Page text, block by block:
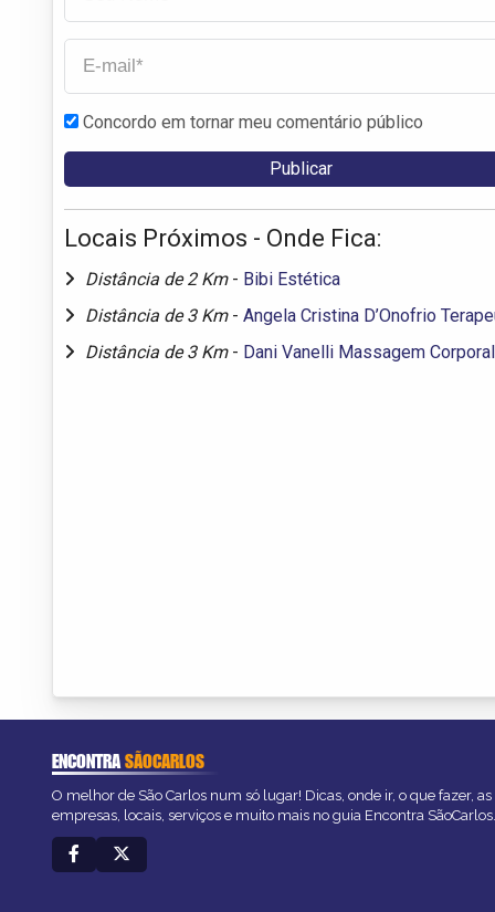
Concordo em tornar meu comentário público
Locais Próximos - Onde Fica:
Distância de 2 Km - Bibi Estética
Distância de 3 Km - Angela Cristina D’Onofrio
Distância de 3 Km - Dani Vanelli Massagem Corporal
ENCONTRASÃOCARLOS
O melhor de São Carlos num só lugar! Dicas, onde ir, o que fazer,
empresas, locais, serviços e muito mais no guia Encontra SãoCarlos.